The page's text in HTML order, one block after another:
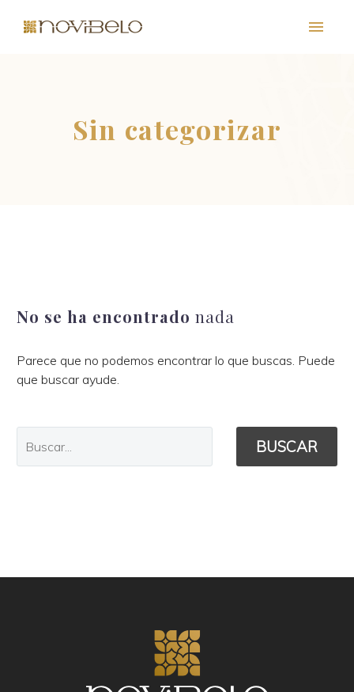
Sin categorizar
No se ha encontradonada
Parece que no podemos encontrar lo que buscas. Puede
que buscar ayude.
BUSCAR